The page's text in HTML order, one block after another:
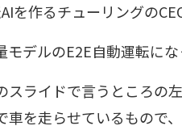
作るチューリングの
モデルのE2E自動運転に
スライドで言うところの
車を走らせているもので